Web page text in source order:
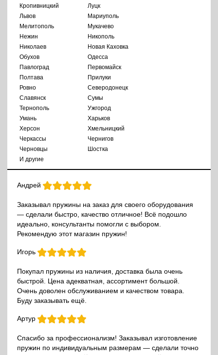
Кропивницкий
Луцк
Львов
Мариуполь
Мелитополь
Мукачево
Нежин
Никополь
Николаев
Новая Каховка
Обухов
Одесса
Павлоград
Первомайск
Полтава
Прилуки
Ровно
Северодонецк
Славянск
Сумы
Тернополь
Ужгород
Умань
Харьков
Херсон
Хмельницкий
Черкассы
Чернигов
Черновцы
Шостка
И другие
Андрей
Заказывал пружины на заказ для своего оборудования
— сделали быстро, качество отличное! Всё подошло
идеально, консультанты помогли с выбором.
Рекомендую этот магазин пружин!
Игорь
Покупал пружины из наличия, доставка была очень
быстрой. Цена адекватная, ассортимент большой.
Очень доволен обслуживанием и качеством товара.
Буду заказывать ещё.
Артур
Спасибо за профессионализм! Заказывал изготовление
пружин по индивидуальным размерам — сделали точно